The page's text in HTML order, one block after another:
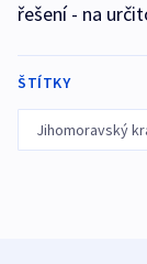
řešení - na
ŠTÍTKY
Jihomoravský